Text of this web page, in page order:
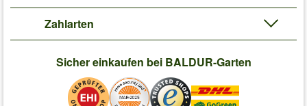
Zahlarten
Sicher einkaufen bei BALDUR-Garten